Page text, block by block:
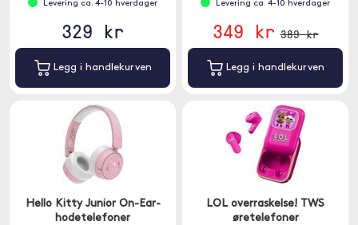
Levering ca. 4-10 hverdager
329 kr
Legg i handlekurven
Levering ca. 4-10 hverdager
349 kr 389 kr
Legg i handlekurven
Hello Kitty Junior On-Ear-
hodetelefoner
LOL overraskelse! TWS
øretelefoner